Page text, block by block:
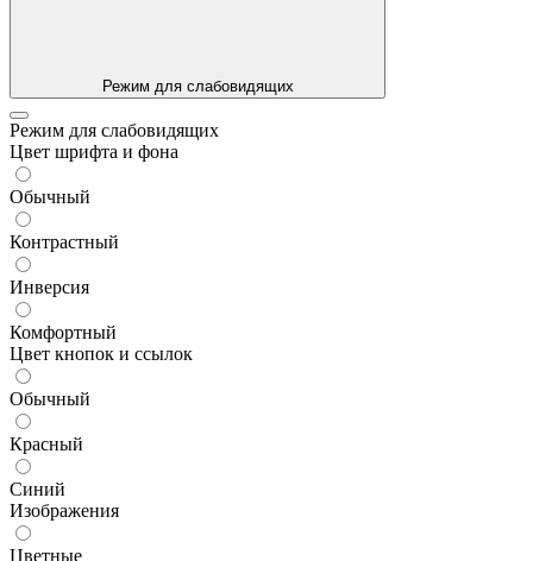
Режим для слабовидящих
Режим для слабовидящих
Цвет шрифта и фона
Обычный
Контрастный
Инверсия
Комфортный
Цвет кнопок и ссылок
Обычный
Красный
Синий
Изображения
Цветные